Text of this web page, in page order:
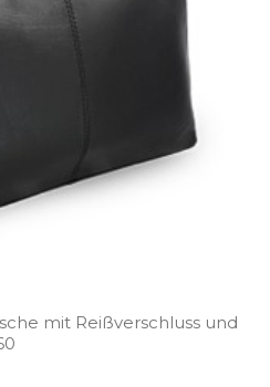
mit Reißverschluss und